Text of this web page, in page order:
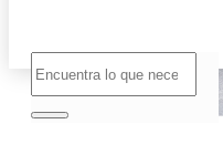
Buscar